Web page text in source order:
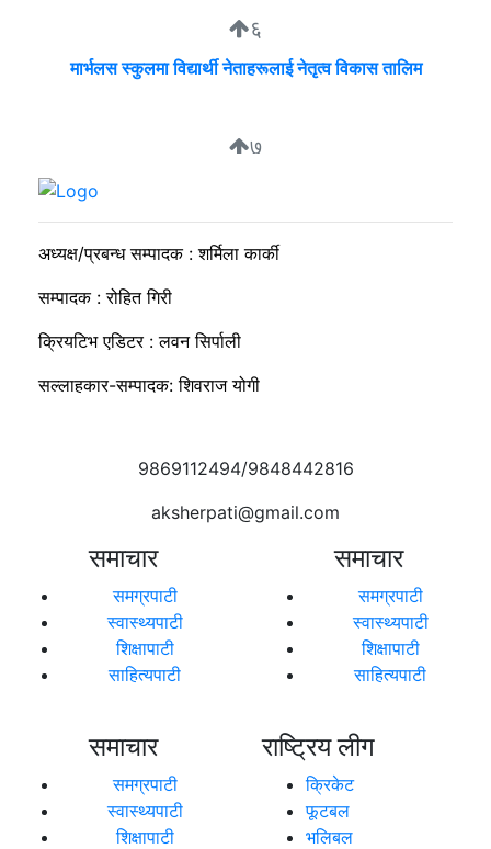
६
मार्भलस स्कुलमा विद्यार्थी नेताहरूलाई नेतृत्व विकास तालिम
७
सुदीप्ता क्यान्सर सर्भाइभर र्याम्प शो : जीवनले मृत्युलाई जितेको उत्सव
अध्यक्ष/प्रबन्ध सम्पादक : शर्मिला कार्की
सम्पादक : रोहित गिरी
क्रियटिभ एडिटर : लवन सिर्पाली
सल्लाहकार-सम्पादक: शिवराज योगी
9869112494/9848442816
aksherpati@gmail.com
समाचार
समग्रपाटी
स्वास्थ्यपाटी
शिक्षापाटी
साहित्यपाटी
समाचार
समग्रपाटी
स्वास्थ्यपाटी
शिक्षापाटी
साहित्यपाटी
समाचार
समग्रपाटी
स्वास्थ्यपाटी
शिक्षापाटी
राष्ट्रिय लीग
क्रिकेट
फूटबल
भलिबल